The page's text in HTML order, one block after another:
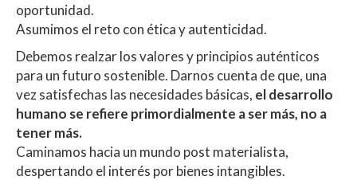
oportunidad.
Asumimos el reto con ética y autenticidad.
Debemos realzar los valores y principios auténticos
para un futuro sostenible. Darnos cuenta de que, una
vez satisfechas las necesidades básicas, el desarrollo
humano se refiere primordialmente a ser más, no a
tener más.
Caminamos hacia un mundo post materialista,
despertando el interés por bienes intangibles.